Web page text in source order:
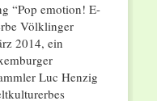
“Pop emotion! E-
Völklinger
2014, ein
Luc Henzig